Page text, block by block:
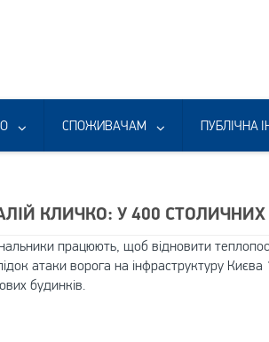
СПОЖИВАЧАМ ПУБЛІЧНА
КЛИЧКО: У 400
працюють, щоб відновити
атаки ворога на інфраструктуру
будинків.